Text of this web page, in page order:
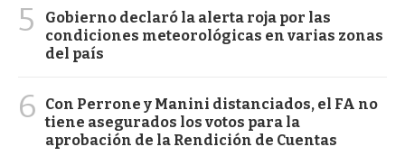
5
Gobierno declaró la alerta roja por las
condiciones meteorológicas en varias zonas
del país
6
Con Perrone y Manini distanciados, el FA no
tiene asegurados los votos para la
aprobación de la Rendición de Cuentas